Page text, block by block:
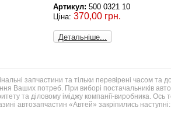
Артикул: 500 0321 10
Ціна:370,00 грн.
Детальніше...
запчастини та тільки перевірені часом та
Ваших потреб. При виборі постачальників
та діловому іміджу компанії-виробника.
автозапчастин «Автей» закріпились